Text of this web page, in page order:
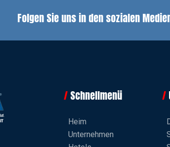
Folgen Sie uns in den sozialen
Schnellmenü
Heim
Unternehmen